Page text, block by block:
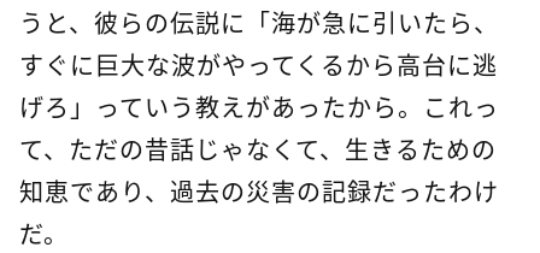
うと、彼らの伝説に「海が急に引いたら、
すぐに巨大な波がやってくるから高台に逃
げろ」っていう教えがあったから。これっ
て、ただの昔話じゃなくて、生きるための
知恵であり、過去の災害の記録だったわけ
だ。